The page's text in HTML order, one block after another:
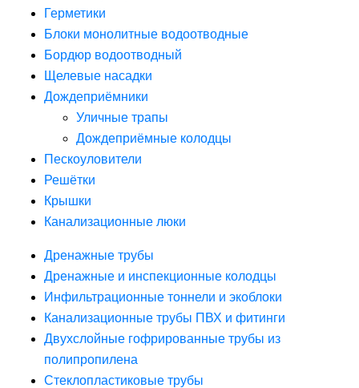
Герметики
Блоки монолитные водоотводные
Бордюр водоотводный
Щелевые насадки
Дождеприёмники
Уличные трапы
Дождеприёмные колодцы
Пескоуловители
Решётки
Крышки
Канализационные люки
Дренажные трубы
Дренажные и инспекционные колодцы
Инфильтрационные тоннели и экоблоки
Канализационные трубы ПВХ и фитинги
Двухслойные гофрированные трубы из
полипропилена
Стеклопластиковые трубы